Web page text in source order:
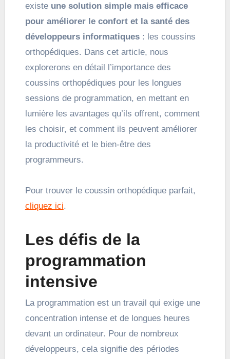
existe une solution simple mais efficace
pour améliorer le confort et la santé des
développeurs informatiques: les coussins
orthopédiques. Dans cet article, nous
explorerons en détail l’importance des
coussins orthopédiques pour les longues
sessions de programmation, en mettant en
lumière les avantages qu’ils offrent, comment
les choisir, et comment ils peuvent améliorer
la productivité et le bien-être des
programmeurs.
Pour trouver le coussin orthopédique parfait,
cliquez ici.
Les défis de la
programmation
intensive
La programmation est un travail qui exige une
concentration intense et de longues heures
devant un ordinateur. Pour de nombreux
développeurs, cela signifie des périodes